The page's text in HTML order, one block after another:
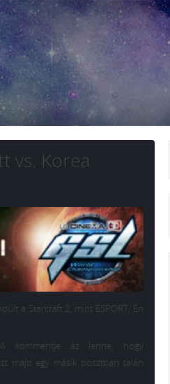
vs. Korea
a Starcraft 2, mint ESPORT. Én
kommentje az lenne, hogy
majd egy másik posztban talán